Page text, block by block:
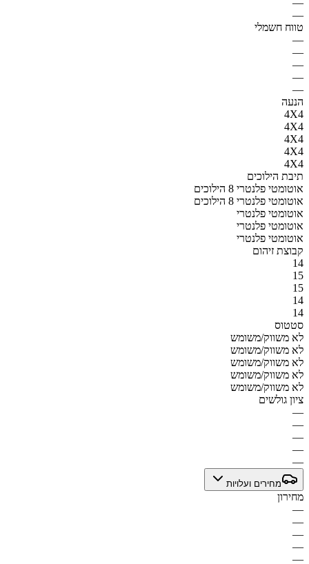
—
טווח חשמלי
—
—
—
—
—
הנעה
4X4
4X4
4X4
4X4
4X4
תיבת הילוכים
אוטומטי פלנטרי 8 הילוכים
אוטומטי פלנטרי 8 הילוכים
אוטומטי פלנטרי
אוטומטי פלנטרי
אוטומטי פלנטרי
קבוצת זיהום
14
15
15
14
14
סטטוס
לא משווק/משומש
לא משווק/משומש
לא משווק/משומש
לא משווק/משומש
לא משווק/משומש
ציון גולשים
—
—
—
—
—
מחירים ועלויות
מחירון
—
—
—
—
—